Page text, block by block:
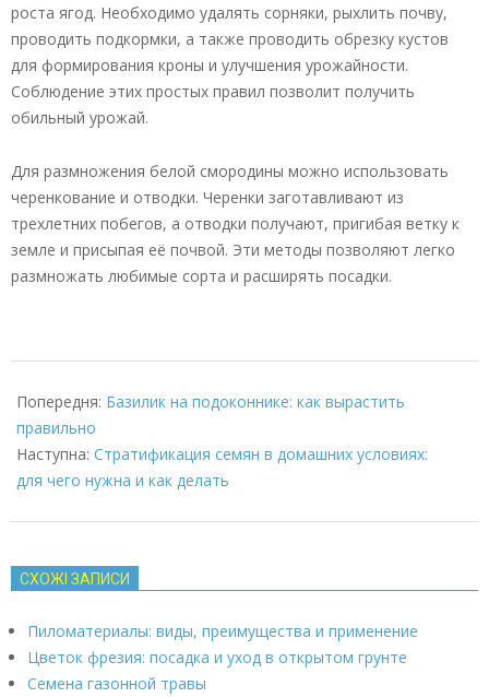
роста ягод. Необходимо удалять сорняки, рыхлить почву,
проводить подкормки, а также проводить обрезку кустов
для формирования кроны и улучшения урожайности.
Соблюдение этих простых правил позволит получить
обильный урожай.
Для размножения белой смородины можно использовать
черенкование и отводки. Черенки заготавливают из
трехлетних побегов, а отводки получают, пригибая ветку к
земле и присыпая её почвой. Эти методы позволяют легко
размножать любимые сорта и расширять посадки.
03-
28
Попередня: Базилик на подоконнике: как вырастить
правильно
Наступна: Стратификация семян в домашних условиях:
для чего нужна и как делать
СХОЖІ ЗАПИСИ
Пиломатериалы: виды, преимущества и применение
Цветок фрезия: посадка и уход в открытом грунте
Семена газонной травы